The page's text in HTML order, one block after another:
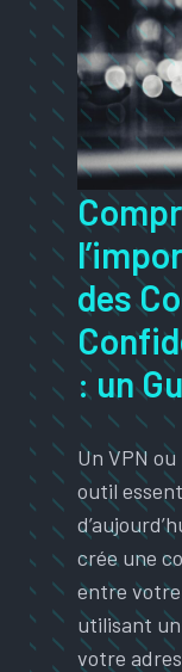
des
: un
Un VPN
outil
crée une
entre
utilisant
votre